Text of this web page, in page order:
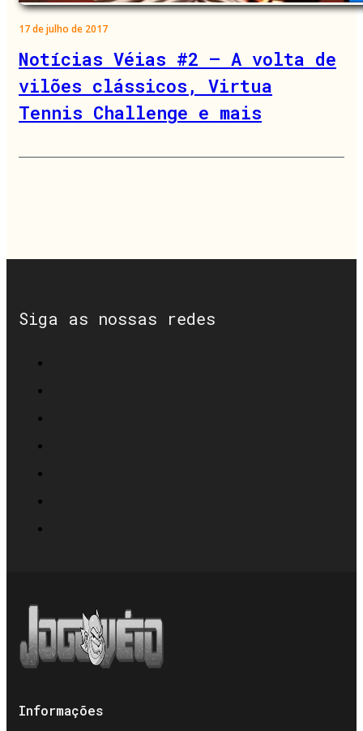
17 de julho de 2017
Notícias Véias #2 – A volta de
vilões clássicos, Virtua
Tennis Challenge e mais
Siga as nossas redes
Informações